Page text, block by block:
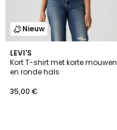
Nieuw
LEVI'S
Kort T-shirt met korte mouwen
en ronde hals
35,00 €